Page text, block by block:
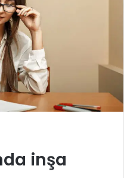
inşa